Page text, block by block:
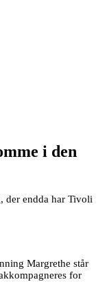
i den
der endda har Tivoli
Margrethe står
for